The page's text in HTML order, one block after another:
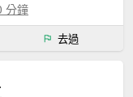
分鐘
去過